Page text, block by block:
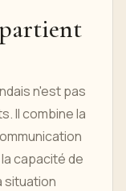
n'est pas
Il combine la
capacité de
situation